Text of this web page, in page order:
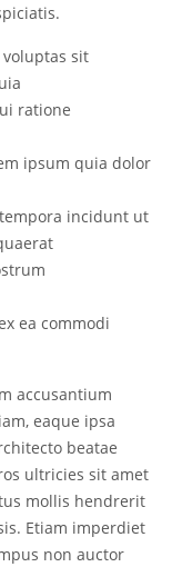
sit
ratione
ipsum quia dolor
incidunt ut
ea commodi
accusantium
eaque ipsa
beatae
ultricies sit amet
mollis hendrerit
Etiam imperdiet
non auctor